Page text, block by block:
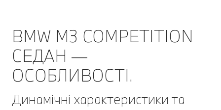
BMW M3 COMPETITION
СЕДАН —
ОСОБЛИВОСТІ.
Динамічні характеристики та